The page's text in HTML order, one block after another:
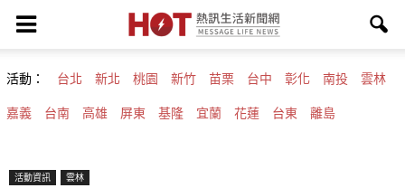
活動： 台北 新北 桃園 新竹 苗栗 台中 彰化 南投 雲林
嘉義 台南 高雄 屏東 基隆 宜蘭 花蓮 台東 離島
活動資訊 雲林